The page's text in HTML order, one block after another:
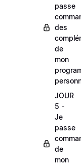
passe
des
de
mon
JOUR
5 -
Je
passe
de
mon